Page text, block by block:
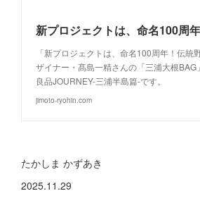
「新プロジェクトは、命名100周年！伝統
ザイナー・髙島一精さんの「三浦大根
良品JOURNEY-三浦半島篇-です。
jimoto-ryohin.com
たかしま かずあき
2025.11.29